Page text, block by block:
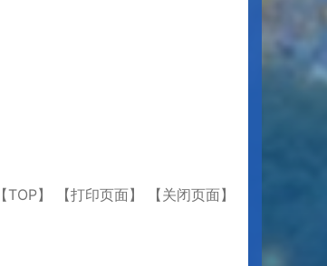
【TOP】 【打印页面】 【关闭页面】